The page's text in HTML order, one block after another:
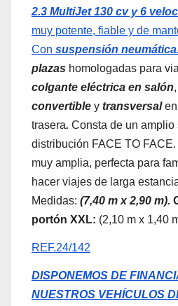
2.3 MultiJet 130 cv y 6
muy potente, fiable y de
Con suspensión neumática.
plazas homologadas para
colgante eléctrica en salón,
convertible y transversalen
trasera. Consta de un amplio
distribución FACE TO
muy amplia, perfecta para
hacer viajes de larga
Medidas: (7,40 m x 2,90 m).
portón XXL: (2,10 m x 1,40
REF.24/142
DISPONEMOS DE
NUESTROS VEHÍCULOS